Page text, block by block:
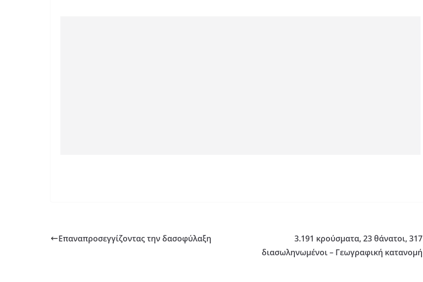
Επαναπροσεγγίζοντας την δασοφύλαξη
3.191 κρούσματα, 23 θάνατοι, 317
διασωληνωμένοι – Γεωγραφική κατανομή